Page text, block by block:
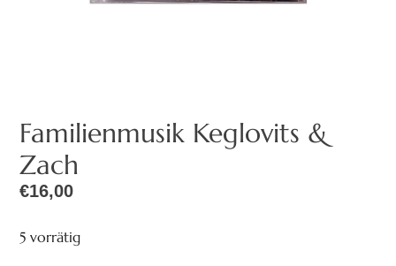
Familienmusik Keglovits &
Zach
€16,00
5 vorrätig